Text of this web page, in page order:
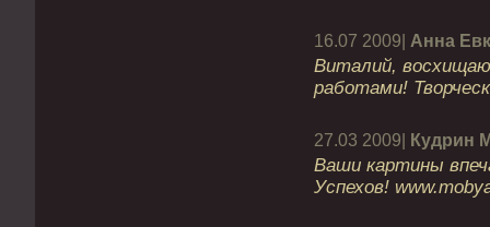
16.07 2009| Анна
Виталий,
работами!
27.03 2009| Кудрин
Ваши картины
Успехов!